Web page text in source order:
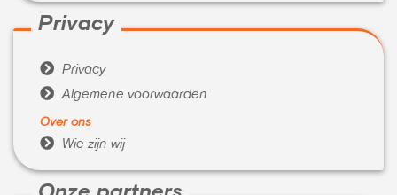
Privacy
 Privacy
 Algemene voorwaarden
Over ons
 Wie zijn wij